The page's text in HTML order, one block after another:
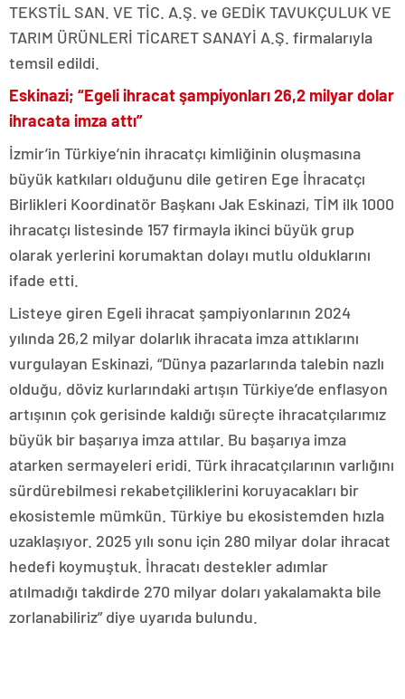
TEKSTİL SAN. VE TİC. A.Ş. ve GEDİK TAVUKÇULUK VE
TARIM ÜRÜNLERİ TİCARET SANAYİ A.Ş. firmalarıyla
temsil edildi.
Eskinazi; “Egeli ihracat şampiyonları 26,2 milyar dolar
ihracata imza attı”
İzmir’in Türkiye’nin ihracatçı kimliğinin oluşmasına
büyük katkıları olduğunu dile getiren Ege İhracatçı
Birlikleri Koordinatör Başkanı Jak Eskinazi, TİM ilk 1000
ihracatçı listesinde 157 firmayla ikinci büyük grup
olarak yerlerini korumaktan dolayı mutlu olduklarını
ifade etti.
Listeye giren Egeli ihracat şampiyonlarının 2024
yılında 26,2 milyar dolarlık ihracata imza attıklarını
vurgulayan Eskinazi, “Dünya pazarlarında talebin nazlı
olduğu, döviz kurlarındaki artışın Türkiye’de enflasyon
artışının çok gerisinde kaldığı süreçte ihracatçılarımız
büyük bir başarıya imza attılar. Bu başarıya imza
atarken sermayeleri eridi. Türk ihracatçılarının varlığını
sürdürebilmesi rekabetçiliklerini koruyacakları bir
ekosistemle mümkün. Türkiye bu ekosistemden hızla
uzaklaşıyor. 2025 yılı sonu için 280 milyar dolar ihracat
hedefi koymuştuk. İhracatı destekler adımlar
atılmadığı takdirde 270 milyar doları yakalamakta bile
zorlanabiliriz” diye uyarıda bulundu.